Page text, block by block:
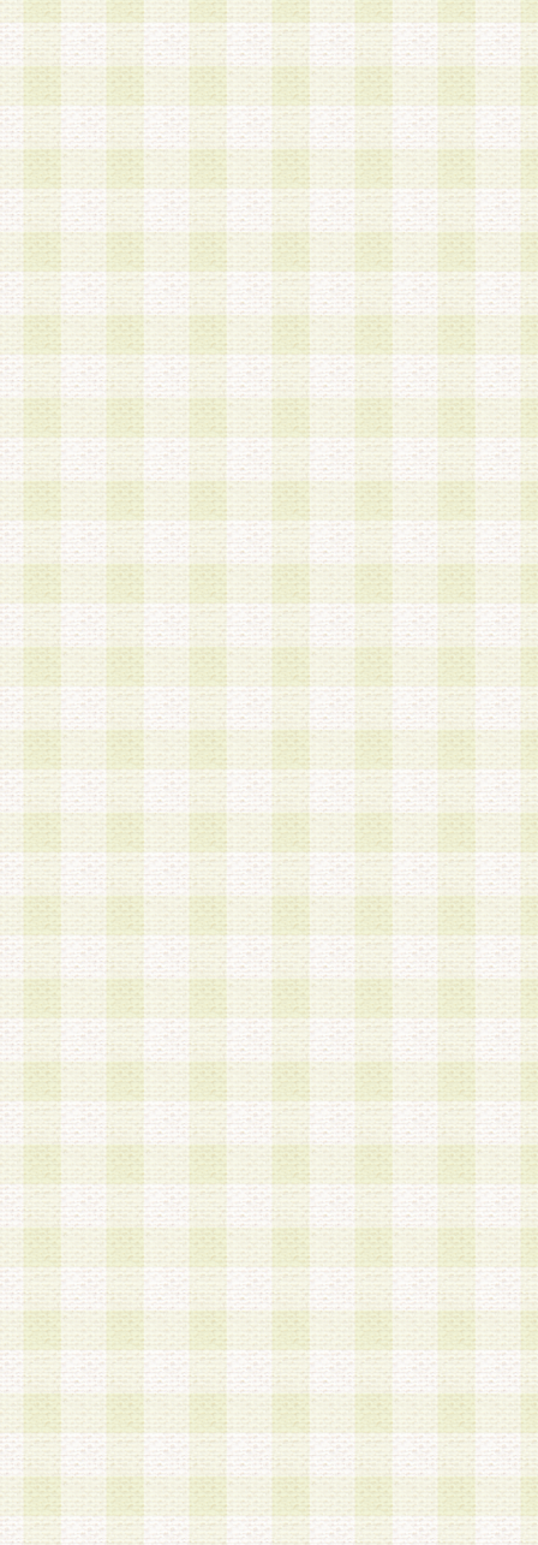
a.既に登録されている会員と同一のメールアドレ
録する場合
b.本サービスと同様のサービスを提供している企
業に従事していると思われる本人またはその家族
場合
c.その他当社が不適切と判断する場合
2.当社は、会員登録希望者を会員として承認する
した 場合、会員登録希望者による会員登録手続
による承認後の場合であっても、会員登録の取り
の抹消を、当社が適切と判 断する方法・手段に
とができるものとします。
3.会員登録希望者が18歳未満、成年被後見人、被
人 である場合は、親権者などの法定代理人の同
録を行うものとします。なお、義務教育学齢に該
者については、登録時に 当社が別途定める方法
権者による承認手続きを行うものとします。
第3条 会員の登録方法
1.会員登録手続きは、会員登録希望者本人が行う
る登録は一切認められないものとします。
2.会員登録希望者は、本規約に同意の後、当社指
画 面」において、当社が指定する必要事項を入
を行うものとします。当社は、会員登録を承認し
会員として本サービスを 受けるためのログイン
を付与します。
3.会員は、会員登録の際に申告する登録情報の全
いかなる虚偽の申告をも行ってはならないものと
4.会員は、複数のログインＩＤおよびパスワード
いものとします。
第4条 ログインIDおよびパスワードの管理
1.会員は、会員登録後、本サイト内にて本サービ
加する際には、前条に基づき当社から付与された
スワードを使用するものとします。
2.登録の際に当社が付与したログインIDおよびパ
の使用に関しては、全て会員本人がその責任を負
3.会員は、当社から付与されたログインIDおよび
貸与、名義変更、売買その他形態を問わず第三者
ならないものとします。
4.当社は、会員によるログインIDおよびパスワー
盗用など第三者の利用に伴う損害の発生について
き事由の有無、その他原因の如何を問わず、一切
のとします。
第5条 会員の登録情報
1.当社は、会員の登録情報に含まれる氏名・住所